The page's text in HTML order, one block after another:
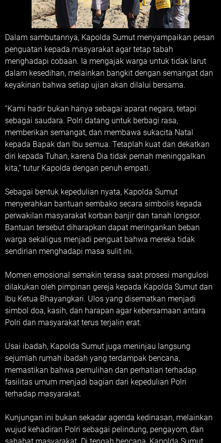
Dalam sambutannya, Kapolda Sumut menyampaikan pesan
penguatan kepada masyarakat agar tetap tabah
menghadapi cobaan. Ia mengajak warga untuk tidak larut
dalam kesedihan, melainkan bangkit dengan semangat dan
keyakinan bahwa setiap ujian akan dilalui bersama.
“Kami hadir bukan hanya sebagai aparat negara, tetapi
sebagai saudara. Polri datang untuk berbagi rasa,
memberikan semangat, dan membawa sukacita Natal
kepada Bapak dan Ibu semua. Tetaplah kuat dan dekatkan
diri kepada Tuhan, karena Dia tidak pernah meninggalkan
kita,” tutur Kapolda dengan penuh empati.
Sebagai bentuk kepedulian nyata, Kapolda Sumut
menyerahkan bantuan sembako secara simbolis kepada
perwakilan masyarakat korban banjir dan tanah longsor.
Bantuan tersebut diharapkan dapat meringankan beban
warga sekaligus menjadi penguat bahwa mereka tidak
sendirian menghadapi masa sulit ini.
Momen emosional semakin terasa saat prosesi mangulosi
dilakukan oleh pimpinan gereja kepada Kapolda Sumut dan
Ibu Ketua Bhayangkari. Ulos yang disematkan menjadi
simbol doa, kasih, dan harapan agar kebersamaan antara
Polri dan masyarakat terus terjalin erat.
Usai ibadah, Kapolda Sumut juga meninjau langsung
sejumlah rumah ibadah yang terdampak bencana,
memastikan bahwa pemulihan dan perhatian terhadap
fasilitas umum menjadi bagian dari kepedulian Polri
terhadap masyarakat.
Kunjungan ini bukan sekadar agenda kedinasan, melainkan
wujud kehadiran Polri sebagai pelindung, pengayom, dan